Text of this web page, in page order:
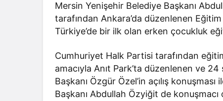
Mersin Yenişehir Belediye Başkanı
tarafından Ankara’da düzenlenen
Türkiye’de bir ilk olan erken çocukluk
Cumhuriyet Halk Partisi tarafından
amacıyla Anıt Park’ta düzenlenen ve
Başkanı Özgür Özel’in açılış
Başkanı Abdullah Özyiğit de